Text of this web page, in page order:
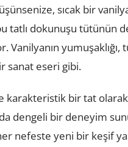
sıcak bir
tatlı dokunuşu tütünün
Vanilyanın
sanat eseri gibi.
karakteristik bir tat
dengeli bir deneyim
nefeste yeni bir keşif